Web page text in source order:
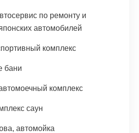
по ремонту и
автомобилей
комплекс
бани
комплекс
саун
автомойка